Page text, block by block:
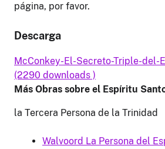
página, por favor.
Descarga
McConkey-El-Secreto-Triple-del-
(2290 downloads )
Más Obras sobre el Espíritu
la Tercera Persona de la Trinidad
Walvoord La Persona del